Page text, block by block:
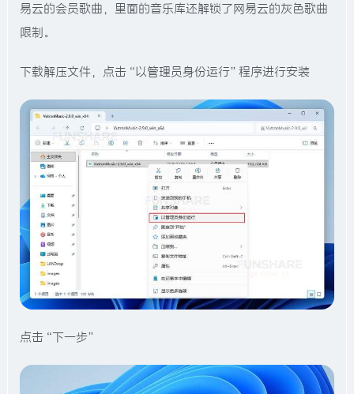
易云的会员歌曲，里面的音乐库还解锁了网易云的灰色歌曲
限制。
下载解压文件，点击“以管理员身份运行”程序进行安装
点击“下一步”